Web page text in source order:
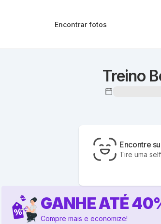
Encontrar fotos
Treino
Encontre
Tire uma
GANHE ATÉ40
Compre mais e economize!